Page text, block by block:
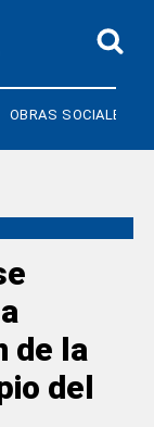
SOCIALES
de la
del